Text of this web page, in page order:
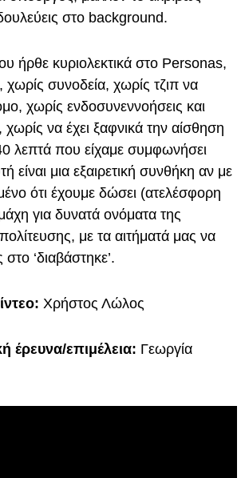
στο background.
ήρθε κυριολεκτικά στο Personas,
συνοδεία, χωρίς τζιπ να
χωρίς ενδοσυνεννοήσεις και
να έχει ξαφνικά την αίσθηση
λεπτά που είχαμε συμφωνήσει
είναι μια εξαιρετική συνθήκη αν με
ότι έχουμε δώσει (ατελέσφορη
για δυνατά ονόματα της
με τα αιτήματά μας να
‘διαβάστηκε’.
Χρήστος Λώλος
έρευνα/επιμέλεια: Γεωργία